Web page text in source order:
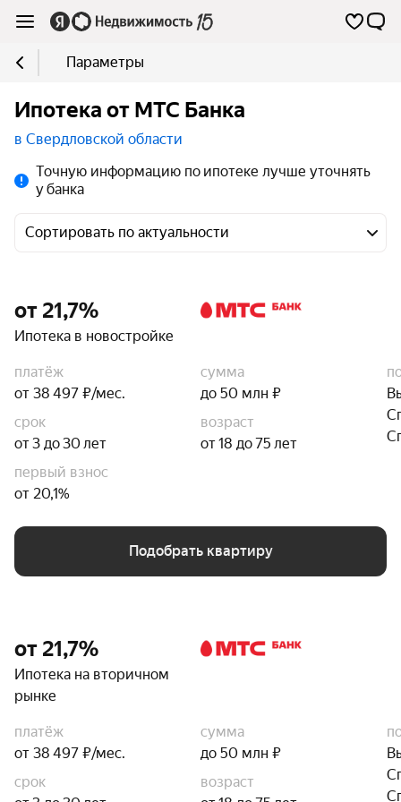
Параметры
Ипотека от МТС Банка
в Свердловской области
Точную информацию по ипотеке лучше уточнять
у банка
Сортировать по актуальности
от 21,7%
Ипотека в новостройке
платёж
от 38 497 ₽/мес.
сумма
до 50 млн ₽
срок
от 3 до 30 лет
возраст
от 18 до 75 лет
первый взнос
от 20,1%
Подобрать квартиру
от 21,7%
Ипотека на вторичном
рынке
платёж
от 38 497 ₽/мес.
сумма
до 50 млн ₽
срок
возраст